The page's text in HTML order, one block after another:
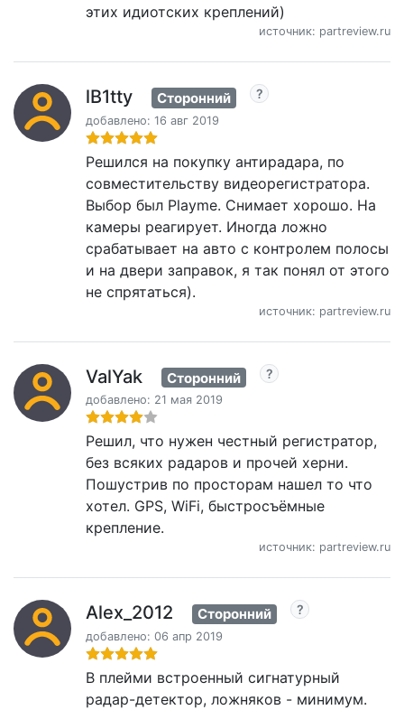
этих идиотских креплений)
источник: partreview.ru
lB1tty Сторонний
добавлено: 16 авг 2019
Решился на покупку антирадара, по
совместительству видеорегистратора.
Выбор был Playme. Снимает хорошо. На
камеры реагирует. Иногда ложно
срабатывает на авто с контролем полосы
и на двери заправок, я так понял от этого
не спрятаться).
источник: partreview.ru
ValYak Сторонний
добавлено: 21 мая 2019
Решил, что нужен честный регистратор,
без всяких радаров и прочей херни.
Пошустрив по просторам нашел то что
хотел. GPS, WiFi, быстросъёмные
крепление.
источник: partreview.ru
Alex_2012 Сторонний
добавлено: 06 апр 2019
В плейми встроенный сигнатурный
радар-детектор, ложняков - минимум.